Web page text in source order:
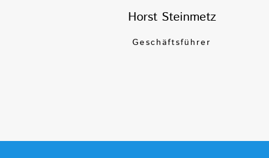
Horst Steinmetz
Geschäftsführer